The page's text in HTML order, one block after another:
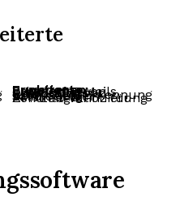
Erweiterte Funktionen
Erkennung von Wegwerf-E-Mails
Erkennung von Spamfallen
Greylisting-Erkennung
SMTP-Server-Validierung
API-Integration für Echtzeit-Verifizierung